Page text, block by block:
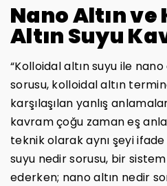
Nano Altın
Altın Suyu
“Kolloidal altın suyu ile nano
sorusu, kolloidal altın
karşılaşılan yanlış
kavram çoğu zaman eş
teknik olarak aynı şeyi
suyu nedir sorusu, bir
ederken; nano altın nedir